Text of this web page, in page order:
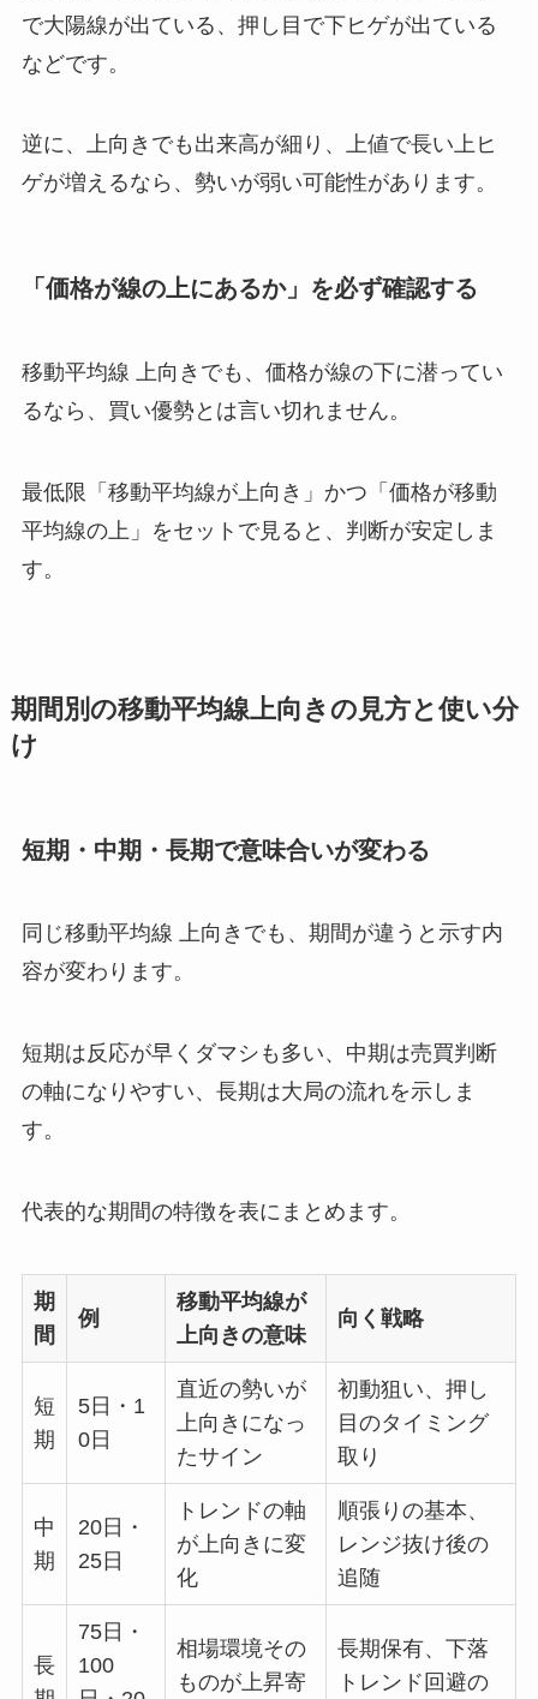
で大陽線が出ている、押し目で下ヒゲが出ている
などです。
逆に、上向きでも出来高が細り、上値で長い上ヒ
ゲが増えるなら、勢いが弱い可能性があります。
「価格が線の上にあるか」を必ず確認する
移動平均線 上向きでも、価格が線の下に潜ってい
るなら、買い優勢とは言い切れません。
最低限「移動平均線が上向き」かつ「価格が移動
平均線の上」をセットで見ると、判断が安定しま
す。
期間別の移動平均線上向きの見方と使い分
け
短期・中期・長期で意味合いが変わる
同じ移動平均線 上向きでも、期間が違うと示す内
容が変わります。
短期は反応が早くダマシも多い、中期は売買判断
の軸になりやすい、長期は大局の流れを示しま
す。
代表的な期間の特徴を表にまとめます。
期
間
例
移動平均線が
上向きの意味
向く戦略
短
期
5日・1
0日
直近の勢いが
上向きになっ
たサイン
初動狙い、押し
目のタイミング
取り
中
期
20日・
25日
トレンドの軸
が上向きに変
化
順張りの基本、
レンジ抜け後の
追随
長
75日・
100
相場環境その
ものが上昇寄
長期保有、下落
トレンド回避の